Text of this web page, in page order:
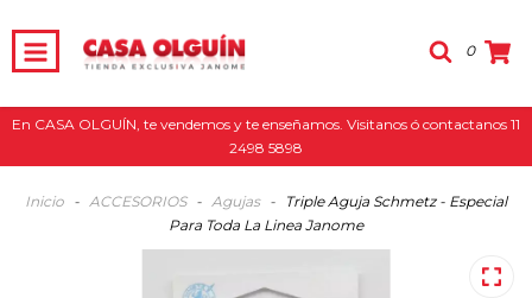
0
En CASA OLGUÍN, te vendemos y te enseñamos. Visitanos ó contactanos 11
2498 5898
Inicio - ACCESORIOS - Agujas -
Triple Aguja Schmetz - Especial
Para Toda La Linea Janome